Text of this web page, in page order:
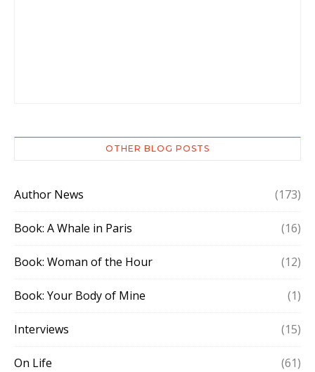
OTHER BLOG POSTS
Author News (173)
Book: A Whale in Paris (16)
Book: Woman of the Hour (12)
Book: Your Body of Mine (1)
Interviews (15)
On Life (61)